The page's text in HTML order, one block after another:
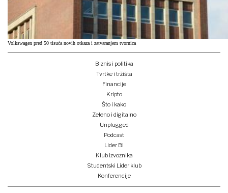
Volkswagen pred 50 tisuća novih otkaza i zatvaranjem tvornica
Biznis i politika
Tvrtke i tržišta
Financije
Kripto
Što i kako
Zeleno i digitalno
Unplugged
Podcast
Lider BI
Klub izvoznika
Studentski Lider klub
Konferencije